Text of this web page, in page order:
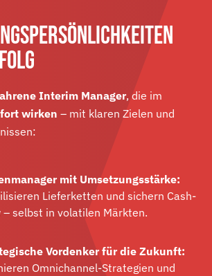
Interim Manager, die im
wirken – mit klaren Zielen und
mit Umsetzungsstärke:
Lieferketten und sichern Cash-
– selbst in volatilen Märkten.
Vordenker für die Zukunft:
Omnichannel-Strategien und